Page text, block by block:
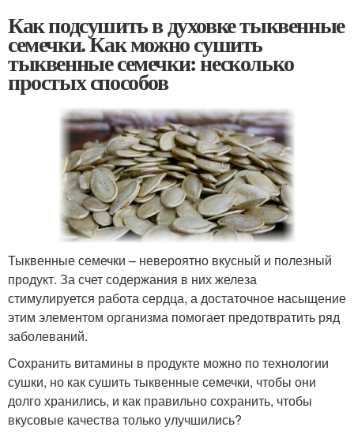
Как подсушить в духовке тыквенные
семечки. Как можно сушить
тыквенные семечки: несколько
простых способов
Тыквенные семечки – невероятно вкусный и полезный
продукт. За счет содержания в них железа
стимулируется работа сердца, а достаточное насыщение
этим элементом организма помогает предотвратить ряд
заболеваний.
Сохранить витамины в продукте можно по технологии
сушки, но как сушить тыквенные семечки, чтобы они
долго хранились, и как правильно сохранить, чтобы
вкусовые качества только улучшились?